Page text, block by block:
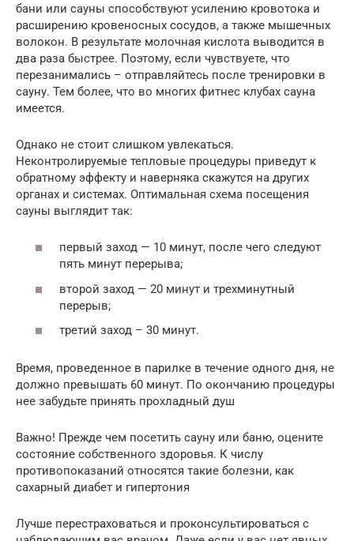
бани или сауны способствуют усилению кровотока и
расширению кровеносных сосудов, а также мышечных
волокон. В результате молочная кислота выводится в
два раза быстрее. Поэтому, если чувствуете, что
перезанимались – отправляйтесь после тренировки в
сауну. Тем более, что во многих фитнес клубах сауна
имеется.
Однако не стоит слишком увлекаться.
Неконтролируемые тепловые процедуры приведут к
обратному эффекту и наверняка скажутся на других
органах и системах. Оптимальная схема посещения
сауны выглядит так:
первый заход — 10 минут, после чего следуют
пять минут перерыва;
второй заход — 20 минут и трехминутный
перерыв;
третий заход – 30 минут.
Время, проведенное в парилке в течение одного дня, не
должно превышать 60 минут. По окончанию процедуры
нее забудьте принять прохладный душ
Важно! Прежде чем посетить сауну или баню, оцените
состояние собственного здоровья. К числу
противопоказаний относятся такие болезни, как
сахарный диабет и гипертония
Лучше перестраховаться и проконсультироваться с